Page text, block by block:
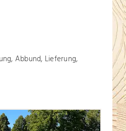
Abbund, Lieferung,